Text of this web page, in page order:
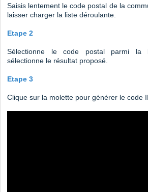
Saisis lentement le code postal de la
laisser charger la liste déroulante.
Etape 2
Sélectionne le code postal parmi la
sélectionne le résultat proposé.
Etape 3
Clique sur la molette pour générer le code